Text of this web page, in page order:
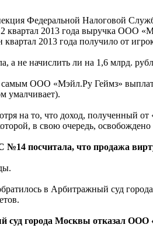
Федеральной Налоговой
квартал 2013 года выручка ООО
2013 года получило от
не начислить ли на 1,6 млрд.
самым ООО «Мэйл.Ру Геймз»
умалчивает).
на то, что доход, полученный
в свою очередь,
посчитала, что продажа
в Арбитражный суд
суд города Москвы отказал